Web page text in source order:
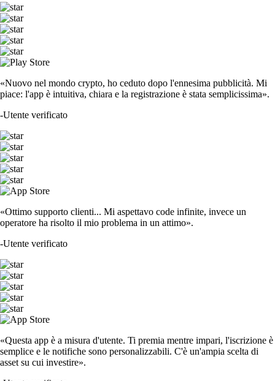
«Nuovo nel mondo crypto, ho ceduto dopo l'ennesima pubblicità. Mi
piace: l'app è intuitiva, chiara e la registrazione è stata semplicissima».
-Utente verificato
«Ottimo supporto clienti... Mi aspettavo code infinite, invece un
operatore ha risolto il mio problema in un attimo».
-Utente verificato
«Questa app è a misura d'utente. Ti premia mentre impari, l'iscrizione è
semplice e le notifiche sono personalizzabili. C'è un'ampia scelta di
asset su cui investire».